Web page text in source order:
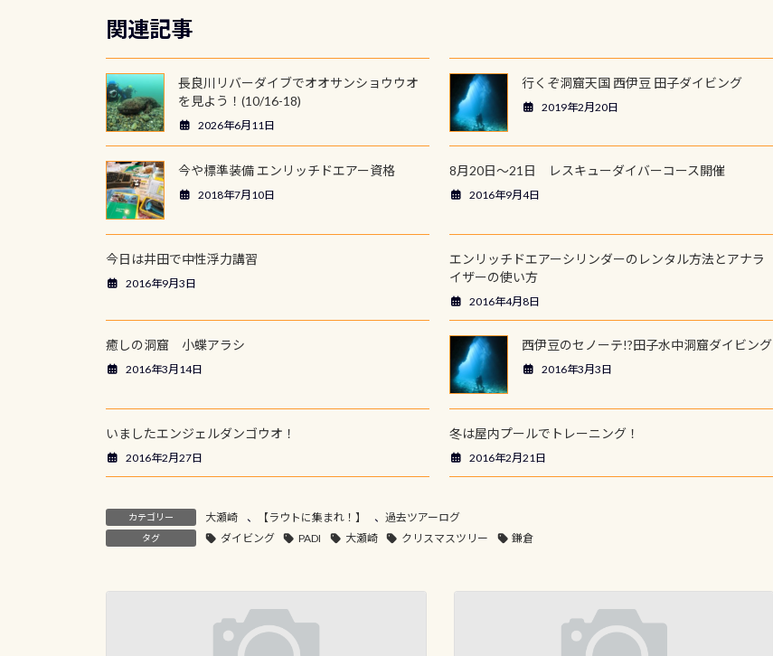
関連記事
長良川リバーダイブでオオサンショウウオ
を見よう！(10/16-18)
2026年6月11日
行くぞ洞窟天国 西伊豆 田子ダイビング
2019年2月20日
今や標準装備 エンリッチドエアー資格
2018年7月10日
8月20日～21日 レスキューダイバーコース開催
2016年9月4日
今日は井田で中性浮力講習
2016年9月3日
エンリッチドエアーシリンダーのレンタル方法とアナラ
イザーの使い方
2016年4月8日
癒しの洞窟 小蝶アラシ
2016年3月14日
西伊豆のセノーテ!?田子水中洞窟ダイビング
2016年3月3日
いましたエンジェルダンゴウオ！
2016年2月27日
冬は屋内プールでトレーニング！
2016年2月21日
カテゴリー 大瀬崎 、 【ラウトに集まれ！】 、過去ツアーログ
タグ ダイビング PADI 大瀬崎 クリスマスツリー 鎌倉